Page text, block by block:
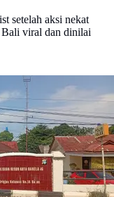
setelah aksi nekat
viral dan dinilai